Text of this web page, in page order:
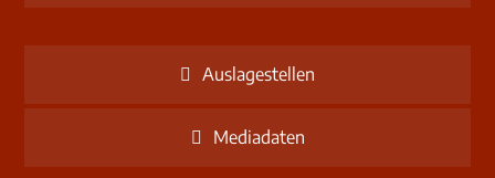
Auslagestellen
Mediadaten